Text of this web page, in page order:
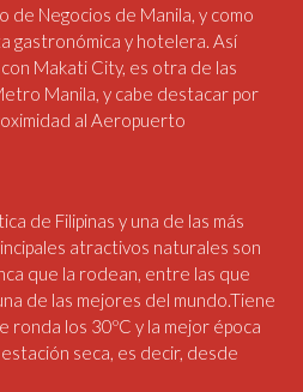
Negocios de Manila, y como
gastronómica y hotelera. Así
Makati City, es otra de las
Manila, y cabe destacar por
al Aeropuerto
de Filipinas y una de las más
atractivos naturales son
que la rodean, entre las que
de las mejores del mundo.Tiene
ronda los 30ºC y la mejor época
seca, es decir, desde